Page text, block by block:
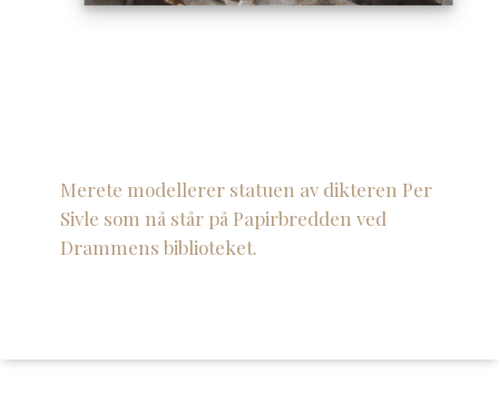
Merete modellerer statuen av dikteren Per
Sivle som nå står på Papirbredden ved
Drammens biblioteket.